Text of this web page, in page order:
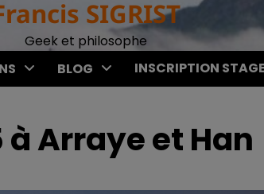
SIGRIST
Geek et philosophe
BLOG INSCRIPTION
à Arraye et Han